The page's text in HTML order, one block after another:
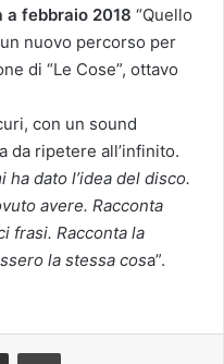
a febbraio 2018 “Quello
nuovo percorso per
di “Le Cose”, ottavo
con un sound
da ripetere all’infinito.
dato l’idea del disco.
avere. Racconta
frasi. Racconta la
la stessa cosa”.